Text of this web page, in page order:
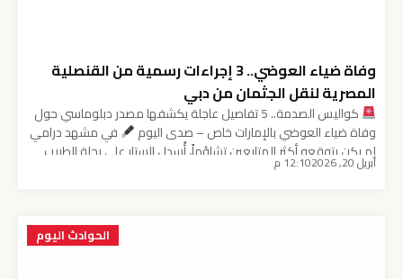
وفاة ضياء العوضي.. 3 إجراءات رسمية من القنصلية
المصرية لنقل الجثمان من دبي
كواليس الصدمة.. 5 تفاصيل عاجلة يكشفها مصدر دبلوماسي حول
وفاة ضياء العوضي بالإمارات خاص – صدى اليوم
في مشهد درامي
لم يكن يتوقعه أكثر المتابعين تشاؤماً، أُسدل الستار على رحلة الطبيب
الأكثر إثارة للجدل في مصر. خبر وفاة ضياء العوضي لم يكن مجرد خبر
أبريل 20, 2026 12:10 م
الحوادث اليوم